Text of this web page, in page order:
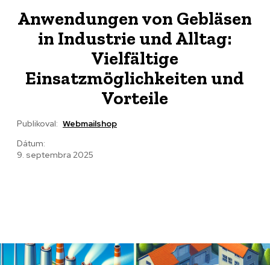
Anwendungen von Gebläsen
in Industrie und Alltag:
Vielfältige
Einsatzmöglichkeiten und
Vorteile
Publikoval: Webmailshop
Dátum:
9. septembra 2025